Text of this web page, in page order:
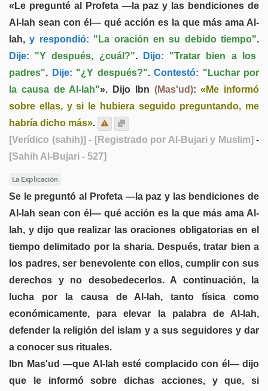
«Le pregunté al Profeta —la paz y las bendiciones de
Al-lah sean con él— qué acción es la que más ama Al-
lah, y respondió: "La oración en su debido tiempo".
Dije:
"Y después, ¿cuál?".Dijo:
"Tratar bien a los
padres". Dije: "¿Y después?".Contestó: "Luchar por
la causa de Al-lah"». Dijo Ibn (Mas'ud):«Me informó
sobre ellas, y si le hubiera seguido preguntando, me
habría dicho más».
[Verídico (sahih)] - [Registrado por Al-Bujari y Muslim] -
[Sahih Al-Bujari - 527]
La Explicación
Se le preguntó al Profeta —la paz y las bendiciones de
Al-lah sean con él— qué acción es la que más ama Al-
lah, y dijo que realizar las oraciones obligatorias en el
tiempo delimitado por la sharia. Después, tratar bien a
los padres, ser benevolente con ellos, cumplir con sus
derechos y no desobedecerlos. A continuación, la
lucha por la causa de Al-lah, tanto física como
económicamente, para elevar la palabra de Al-lah,
defender la religión del islam y a sus seguidores y dar
a conocer sus rituales.
Ibn Mas'ud —que Al-lah esté complacido con él— dijo
que le informó sobre dichas acciones, y que, si